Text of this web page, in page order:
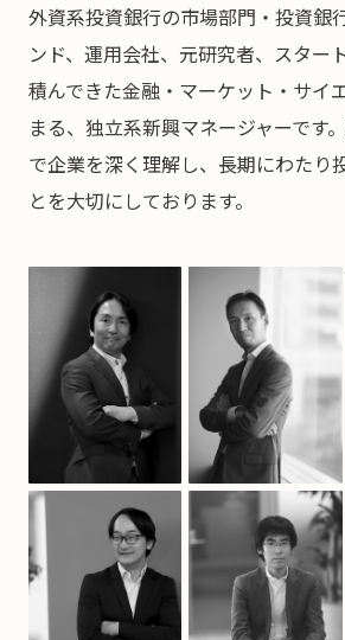
外資系投資銀行の市場部門・投資銀
ンド、運用会社、元研究者、スター
積んできた金融・マーケット・サイ
まる、独立系新興マネージャーです
で企業を深く理解し、長期にわたり
とを大切にしております。